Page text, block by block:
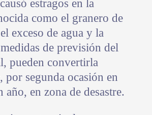
estragos en la
como el granero de
exceso de agua y la
de previsión del
pueden convertirla
por segunda ocasión en
año, en zona de desastre.